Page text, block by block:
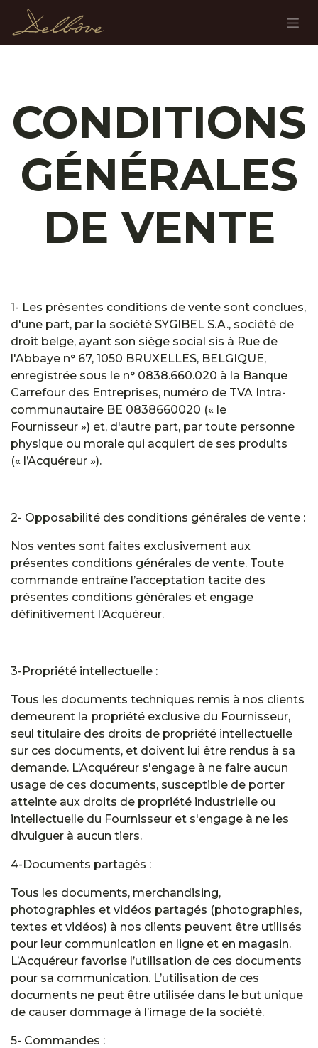
Skip to Content
CONDITIONS
GÉNÉRALES
DE VENTE
1- Les présentes conditions de vente sont conclues,
d'une part, par la société SYGIBEL S.A., société de
droit belge, ayant son siège social sis à Rue de
l'Abbaye n° 67, 1050 BRUXELLES, BELGIQUE,
enregistrée sous le n° 0838.660.020 à la Banque
Carrefour des Entreprises, numéro de TVA Intra-
communautaire BE 0838660020 (« le
Fournisseur ») et, d'autre part, par toute personne
physique ou morale qui acquiert de ses produits
(« l’Acquéreur »).
2- Opposabilité des conditions générales de vente :
Nos ventes sont faites exclusivement aux
présentes conditions générales de vente. Toute
commande entraîne l’acceptation tacite des
présentes conditions générales et engage
définitivement l’Acquéreur.
3-Propriété intellectuelle :
Tous les documents techniques remis à nos clients
demeurent la propriété exclusive du Fournisseur,
seul titulaire des droits de propriété intellectuelle
sur ces documents, et doivent lui être rendus à sa
demande. L’Acquéreur s'engage à ne faire aucun
usage de ces documents, susceptible de porter
atteinte aux droits de propriété industrielle ou
intellectuelle du Fournisseur et s'engage à ne les
divulguer à aucun tiers.
4-Documents partagés :
Tous les documents, merchandising,
photographies et vidéos partagés (photographies,
textes et vidéos) à nos clients peuvent être utilisés
pour leur communication en ligne et en magasin.
L’Acquéreur favorise l’utilisation de ces documents
pour sa communication. L’utilisation de ces
documents ne peut être utilisée dans le but unique
de causer dommage à l’image de la société.
5- Commandes :